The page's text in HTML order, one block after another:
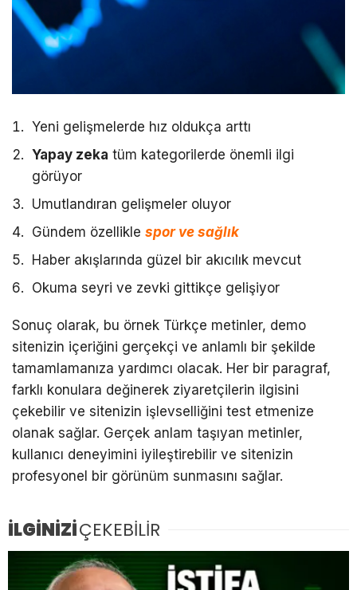
Yeni gelişmelerde hız oldukça arttı
Yapay zeka tüm kategorilerde önemli ilgi
görüyor
Umutlandıran gelişmeler oluyor
Gündem özellikle spor ve sağlık
Haber akışlarında güzel bir akıcılık mevcut
Okuma seyri ve zevki gittikçe gelişiyor
Sonuç olarak, bu örnek Türkçe metinler, demo
sitenizin içeriğini gerçekçi ve anlamlı bir şekilde
tamamlamanıza yardımcı olacak. Her bir paragraf,
farklı konulara değinerek ziyaretçilerin ilgisini
çekebilir ve sitenizin işlevselliğini test etmenize
olanak sağlar. Gerçek anlam taşıyan metinler,
kullanıcı deneyimini iyileştirebilir ve sitenizin
profesyonel bir görünüm sunmasını sağlar.
İLGİNİZİÇEKEBİLİR